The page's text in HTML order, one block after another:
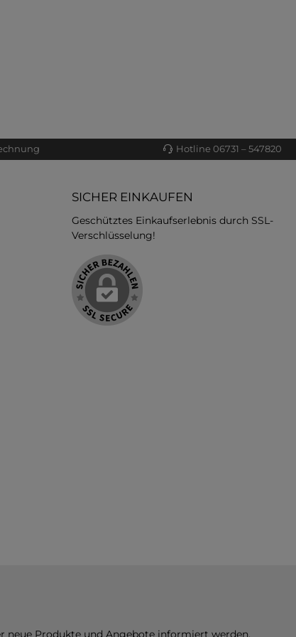
Hotline 06731 – 547820
SICHER EINKAUFEN
Geschütztes Einkaufserlebnis durch SSL-
Verschlüsselung!
neue Produkte und Angebote informiert werden.